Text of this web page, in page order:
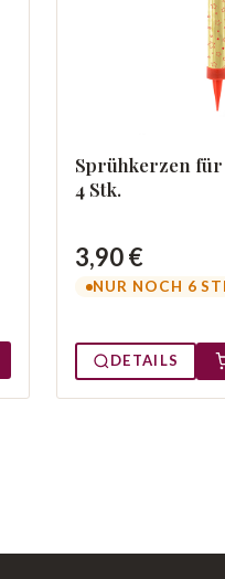
Sprühkerzen
4 Stk.
3,90 €
NUR NOCH 6
DETAILS